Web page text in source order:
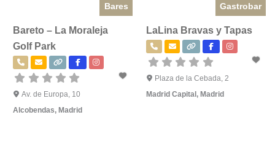
Bares
Bareto – La Moraleja
Golf Park
Av. de Europa, 10
Alcobendas, Madrid
Gastrobar
LaLina Bravas y Tapas
Plaza de la Cebada, 2
Madrid Capital,Madrid